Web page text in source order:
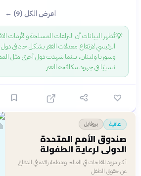
اعرض الكل (9) ←
💡تُظهر البيانات أن النزاعات المسلحة والأزمات
الرئيسي لارتفاع معدلات الفقر بشكل حاد في
وسوريا ولبنان، بينما شهدت دول أخرى مثل
نسبيًا في جهود مكافحة الفقر.
عافية بروفايل
صندوق الأمم المتحدة
الدولي لرعاية الطفولة
أكبر مزود للقاحات في العالم ومنظمة رائدة في الدفاع
عن حقوق الطفل